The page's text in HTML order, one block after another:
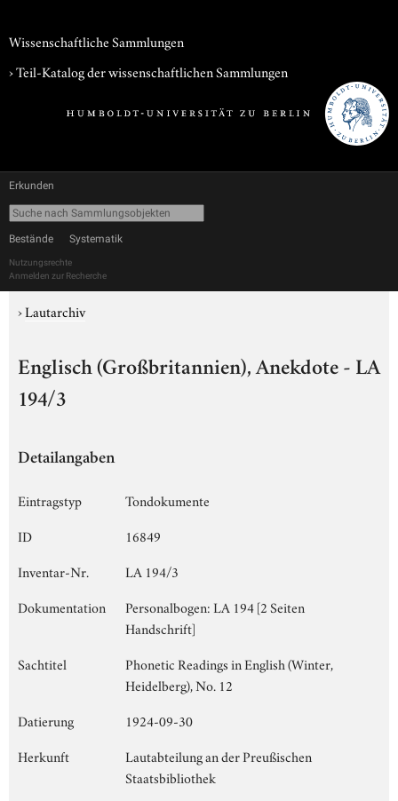
Wissenschaftliche Sammlungen
› Teil-Katalog der wissenschaftlichen Sammlungen
Erkunden
Bestände Systematik
Nutzungsrechte
Anmelden zur Recherche
›Lautarchiv
Englisch (Großbritannien), Anekdote - LA
194/3
Detailangaben
Eintragstyp
Tondokumente
ID
16849
Inventar-Nr.
LA 194/3
Dokumentation
Personalbogen: LA 194 [2 Seiten
Handschrift]
Sachtitel
Phonetic Readings in English (Winter,
Heidelberg), No. 12
Datierung
1924-09-30
Herkunft
Lautabteilung an der Preußischen
Staatsbibliothek